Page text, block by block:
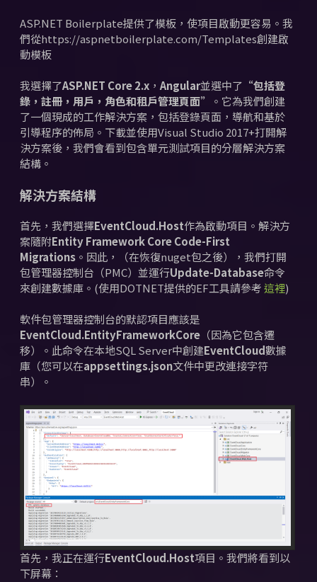
ASP.NET Boilerplate提供了模板，使項目啟動更容易。我
們從https://aspnetboilerplate.com/Templates創建啟
動模板
我選擇了ASP.NET Core 2.x ，Angular並選中了 “包括登
錄，註冊，用戶，角色和租戶管理頁面”
。 它為我們創建
了一個現成的工作解決方案，包括登錄頁面，導航和基於
引導程序的佈局。 下載並使用Visual Studio 2017+打開解
決方案後，我們會看到包含單元測試項目的分層解決方案
結構。
解決方案結構
首先，我們選擇EventCloud.Host作為啟動項目。解決方
案隨附Entity Framework Core Code-First
Migrations 。 因此，（在恢復nuget包之後），我們打開
包管理器控制台（PMC）並運行Update-Database命令
來創建數據庫。(使用DOTNET提供的EF工具請參考這裡)
軟件包管理器控制台的默認項目應該是
EventCloud.EntityFrameworkCore （因為它包含遷
移）。 此命令在本地SQL Server中創建EventCloud數據
庫（您可以在appsettings.json文件中更改連接字符
串）。
首先，我正在運行EventCloud.Host項目。我們將看到以
下屏幕：